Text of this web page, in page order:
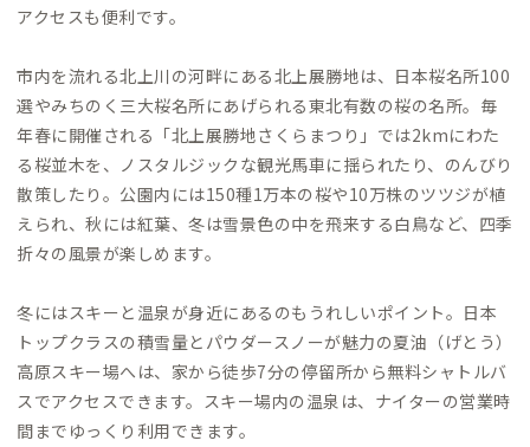
アクセスも便利です。
市内を流れる北上川の河畔にある北上展勝地は、日本桜名所100
選やみちのく三大桜名所にあげられる東北有数の桜の名所。毎
年春に開催される「北上展勝地さくらまつり」では2kmにわた
る桜並木を、ノスタルジックな観光馬車に揺られたり、のんびり
散策したり。公園内には150種1万本の桜や10万株のツツジが植
えられ、秋には紅葉、冬は雪景色の中を飛来する白鳥など、四季
折々の風景が楽しめます。
冬にはスキーと温泉が身近にあるのもうれしいポイント。日本
トップクラスの積雪量とパウダースノーが魅力の夏油（げとう）
高原スキー場へは、家から徒歩7分の停留所から無料シャトルバ
スでアクセスできます。スキー場内の温泉は、ナイターの営業時
間までゆっくり利用できます。